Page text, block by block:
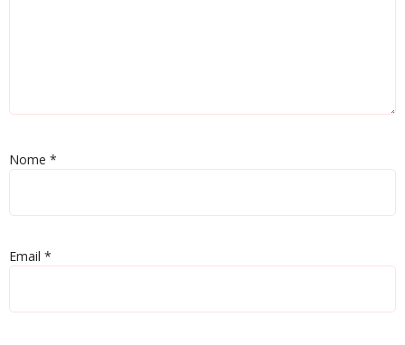
Nome *
Email *